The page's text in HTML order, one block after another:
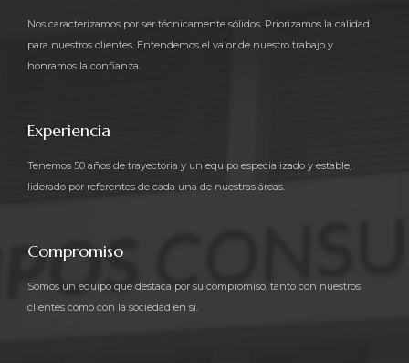
Nos caracterizamos por ser técnicamente sólidos. Priorizamos la calidad
para nuestros clientes. Entendemos el valor de nuestro trabajo y
honramos la confianza.
Experiencia
Tenemos 50 años de trayectoria y un equipo especializado y estable,
liderado por referentes de cada una de nuestras áreas.
Compromiso
Somos un equipo que destaca por su compromiso, tanto con nuestros
clientes como con la sociedad en sí.